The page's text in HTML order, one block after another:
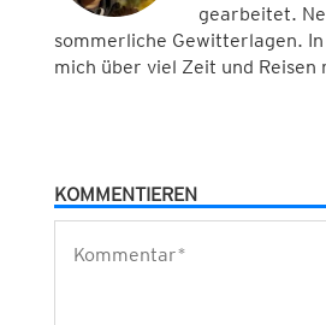
gearbeitet.
sommerliche Gewitterlagen.
mich über viel Zeit und
KOMMENTIEREN